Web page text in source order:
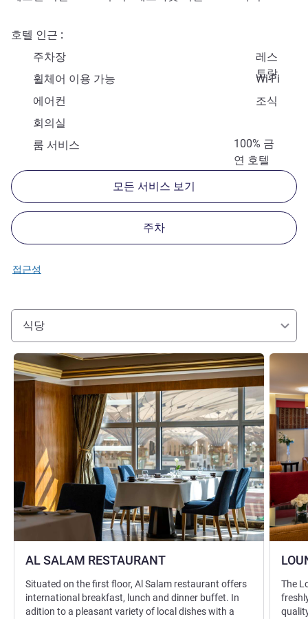
호텔 인근
주차장
레스
토랑
휠체어 이용 가능
Wi-Fi
에어컨
조식
회의실
100% 금
연 호텔
룸 서비스
모든 서비스 보기
주차
접근성
식당
AL SALAM RESTAURANT
세부 정보 보기
Situated on the first floor, Al Salam restaurant offers
international breakfast, lunch and dinner buffet. In
adition to a pleasant variety of local dishes with a
세부 정
The